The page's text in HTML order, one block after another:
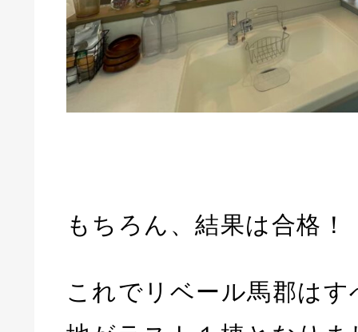
もちろん、結果は合格！
これでリベール馬郡は